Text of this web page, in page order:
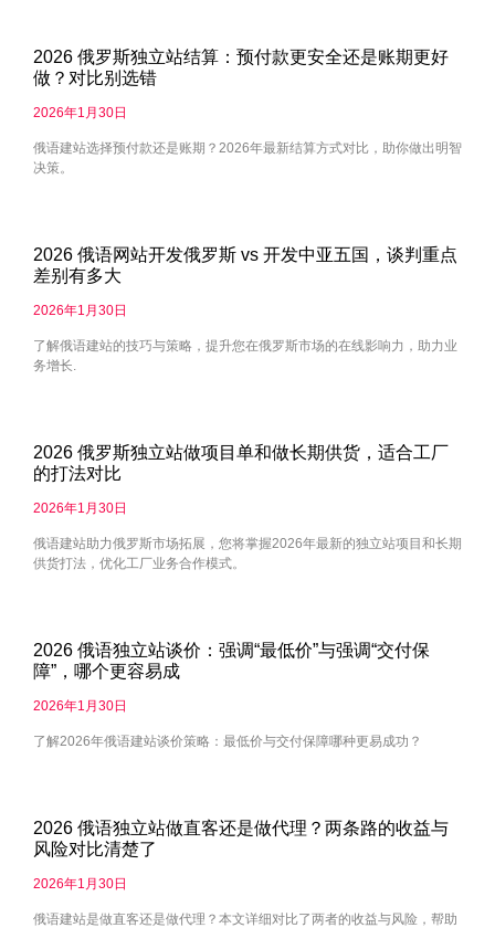
2026 俄罗斯独立站结算：预付款更安全还是账期更好
做？对比别选错
2026年1月30日
俄语建站选择预付款还是账期？2026年最新结算方式对比，助你做出明智
决策。
2026 俄语网站开发俄罗斯 vs 开发中亚五国，谈判重点
差别有多大
2026年1月30日
了解俄语建站的技巧与策略，提升您在俄罗斯市场的在线影响力，助力业
务增长.
2026 俄罗斯独立站做项目单和做长期供货，适合工厂
的打法对比
2026年1月30日
俄语建站助力俄罗斯市场拓展，您将掌握2026年最新的独立站项目和长期
供货打法，优化工厂业务合作模式。
2026 俄语独立站谈价：强调“最低价”与强调“交付保
障”，哪个更容易成
2026年1月30日
了解2026年俄语建站谈价策略：最低价与交付保障哪种更易成功？
2026 俄语独立站做直客还是做代理？两条路的收益与
风险对比清楚了
2026年1月30日
俄语建站是做直客还是做代理？本文详细对比了两者的收益与风险，帮助